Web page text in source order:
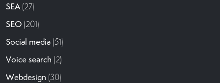
SEA(27)
SEO (201)
Social media (51)
Voice search (2)
Webdesign (30)